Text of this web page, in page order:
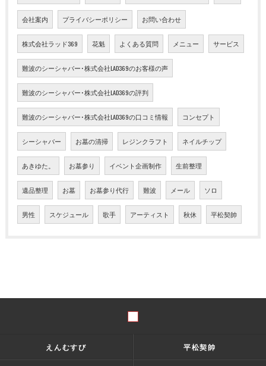
会社案内 プライバシーポリシー お問い合わせ
株式会社ラッド369 花魁 よくある質問 メニュー サービス
難波のシーシャバー･株式会社LAD369のお客様の声
難波のシーシャバー･株式会社LAD369の評判
難波のシーシャバー･株式会社LAD369の口コミ情報 コンセプト
シーシャバー お墓の清掃 レジンクラフト ネイルチップ
あきゆた。 お墓参り イベント企画制作 生前整理
遺品整理 お墓 お墓参り代行 難波 メール ソロ
男性 スケジュール 歌手 アーティスト 秋休 平松契帥
えんむすび 平松契帥